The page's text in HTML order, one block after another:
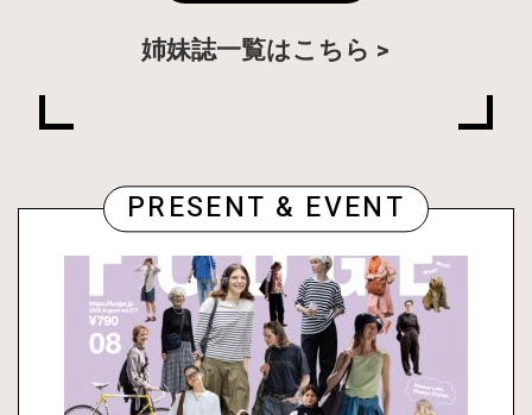
姉妹誌一覧はこちら
PRESENT & EVENT